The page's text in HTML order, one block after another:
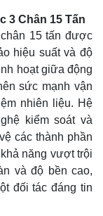
3 Chân 15 Tấn
15 tấn được
hiệu suất và độ
hoạt giữa động
sức mạnh vận
nhiên liệu. Hệ
kiểm soát và
các thành phần
năng vượt trội
và độ bền cao,
đối tác đáng tin